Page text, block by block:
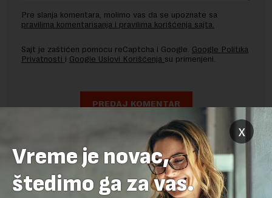
Pre slanja komentara, molimo vas da se upoznate sa
pravilima komentarisanja i pravilima korišćenja sajta.
Sajt je zaštićen pomocu reCaptcha i Google. Google Politika
Privatnosti i Google Uslovi Korišćenja su primenjeni.
x
Vreme je novac,
štedimo ga za vas.